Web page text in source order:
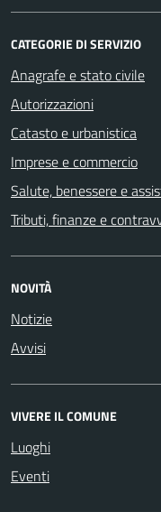
CATEGORIE DI SERVIZIO
Anagrafe e stato civile
Autorizzazioni
Catasto e urbanistica
Imprese e commercio
Salute, benessere e
Tributi, finanze e
NOVITÀ
Notizie
Avvisi
VIVERE IL COMUNE
Luoghi
Eventi